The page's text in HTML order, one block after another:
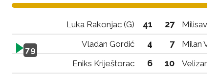
Luka Rakonjac (G) 41 27 Milisav
79
Vladan Gordić 4 7
Milan
Eniks Kriještorac
6 10 Velizar